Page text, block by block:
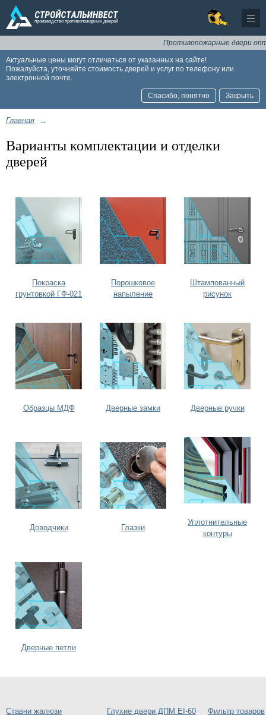
Противопожарные двери
Актуальные цены могут отличаться от указанных на сайте!
Пожалуйста, уточняйте стоимость дверей и услуг по телефону или
электронной почте.
Спасибо, понятно Закрыть
Главная →
Варианты комплектации и отделки
дверей
Покраска
грунтовкой ГФ-021
Порошковое
напыление
Штампованный
рисунок
Образцы МДФ Дверные замки Дверные ручки
Доводчики Глазки
Уплотнительные
контуры
Дверные петли
Ставни жалюзи
Глухие двери ДПМ EI-60
Фильтр товаров